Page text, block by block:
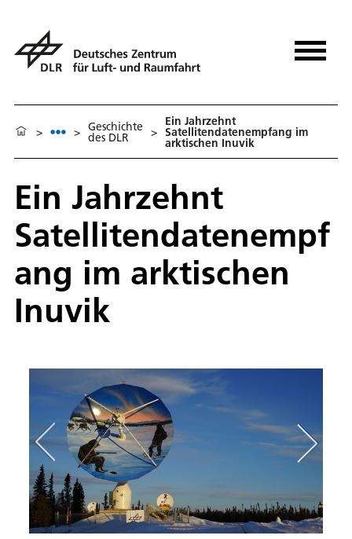
> > Geschichte
des DLR >
Ein Jahrzehnt
Satellitendatenempfang im
arktischen Inuvik
Ein Jahrzehnt
Satellitendatenempf
ang im arktischen
Inuvik